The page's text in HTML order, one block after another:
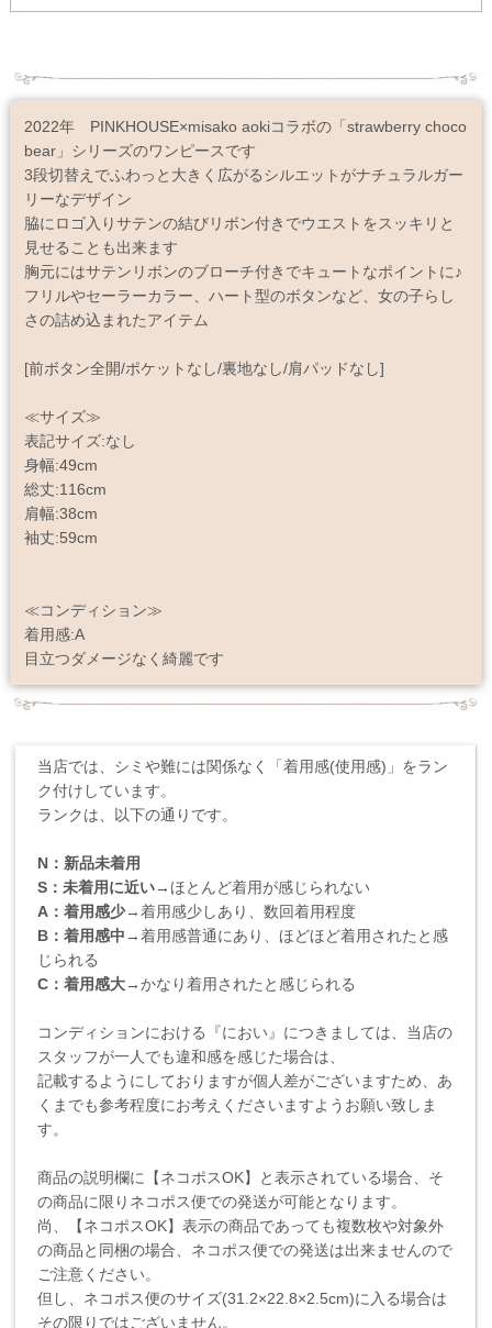
2022年 PINKHOUSE×misako aokiコラボの「strawberry choco
bear」シリーズのワンピースです
3段切替えでふわっと大きく広がるシルエットがナチュラルガー
リーなデザイン
脇にロゴ入りサテンの結びリボン付きでウエストをスッキリと
見せることも出来ます
胸元にはサテンリボンのブローチ付きでキュートなポイントに♪
フリルやセーラーカラー、ハート型のボタンなど、女の子らし
さの詰め込まれたアイテム
[前ボタン全開/ポケットなし/裏地なし/肩パッドなし]
≪サイズ≫
表記サイズ:なし
身幅:49cm
総丈:116cm
肩幅:38cm
袖丈:59cm
≪コンディション≫
着用感:A
目立つダメージなく綺麗です
当店では、シミや難には関係なく「着用感(使用感)」をラン
ク付けしています。
ランクは、以下の通りです。
N：新品未着用
S：未着用に近い→ほとんど着用が感じられない
A：着用感少→着用感少しあり、数回着用程度
B：着用感中→着用感普通にあり、ほどほど着用されたと感
じられる
C：着用感大→かなり着用されたと感じられる
コンディションにおける『におい』につきましては、当店の
スタッフが一人でも違和感を感じた場合は、
記載するようにしておりますが個人差がございますため、あ
くまでも参考程度にお考えくださいますようお願い致しま
す。
商品の説明欄に【ネコポスOK】と表示されている場合、そ
の商品に限りネコポス便での発送が可能となります。
尚、【ネコポスOK】表示の商品であっても複数枚や対象外
の商品と同梱の場合、ネコポス便での発送は出来ませんので
ご注意ください。
但し、ネコポス便のサイズ(31.2×22.8×2.5cm)に入る場合は
その限りではございません。